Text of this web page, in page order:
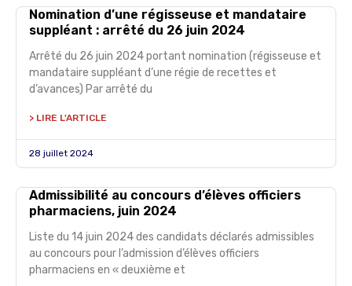
Nomination d’une régisseuse et mandataire
suppléant : arrêté du 26 juin 2024
Arrêté du 26 juin 2024 portant nomination (régisseuse et
mandataire suppléant d’une régie de recettes et
d’avances) Par arrêté du
> LIRE L'ARTICLE
28 juillet 2024
Admissibilité au concours d’élèves officiers
pharmaciens, juin 2024
Liste du 14 juin 2024 des candidats déclarés admissibles
au concours pour l’admission d’élèves officiers
pharmaciens en « deuxième et